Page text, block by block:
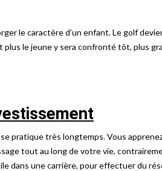
le caractère d’un enfant. Le golf
le jeune y sera confronté tôt, plus
pratique très longtemps. Vous
tout au long de votre vie,
dans une carrière, pour effectuer du